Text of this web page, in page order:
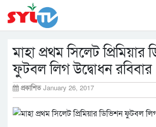
মাহা প্রথম সিলেট প্রিমিয়ার
ফুটবল লিগ উদ্বোধন রবিবার
প্রকাশিত January 26, 2017